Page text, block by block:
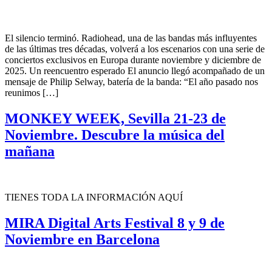
El silencio terminó. Radiohead, una de las bandas más influyentes
de las últimas tres décadas, volverá a los escenarios con una serie de
conciertos exclusivos en Europa durante noviembre y diciembre de
2025. Un reencuentro esperado El anuncio llegó acompañado de un
mensaje de Philip Selway, batería de la banda: “El año pasado nos
reunimos […]
MONKEY WEEK, Sevilla 21-23 de
Noviembre. Descubre la música del
mañana
TIENES TODA LA INFORMACIÓN AQUÍ
MIRA Digital Arts Festival 8 y 9 de
Noviembre en Barcelona